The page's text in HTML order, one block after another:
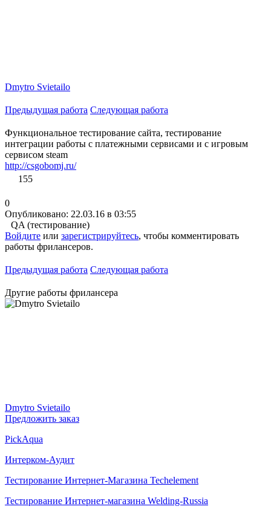
Dmytro Svietailo
Предыдущая работа Следующая работа
Функциональное тестирование сайта, тестирование
интеграции работы с платежными сервисами и с игровым
сервисом steam
http://csgobomj.ru/
155
0
Опубликовано: 22.03.16 в 03:55
QA (тестирование)
Войдите или зарегистрируйтесь, чтобы комментировать
работы фрилансеров.
Предыдущая работа Следующая работа
Другие работы фрилансера
Dmytro Svietailo
Предложить заказ
PickAqua
Интерком-Аудит
Тестирование Интернет-Магазина Techelement
Тестирование Интернет-магазина Welding-Russia